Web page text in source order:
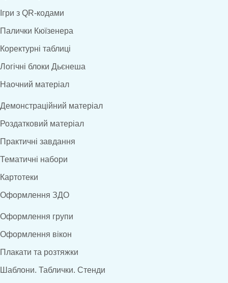
Ігри з QR-кодами
Палички Кюїзенера
Коректурні таблиці
Логічні блоки Дьєнеша
Наочний матеріал
Демонстраційний матеріал
Роздатковий матеріал
Практичні завдання
Тематичні набори
Картотеки
Оформлення ЗДО
Оформлення групи
Оформлення вікон
Плакати та розтяжки
Шаблони. Таблички. Стенди